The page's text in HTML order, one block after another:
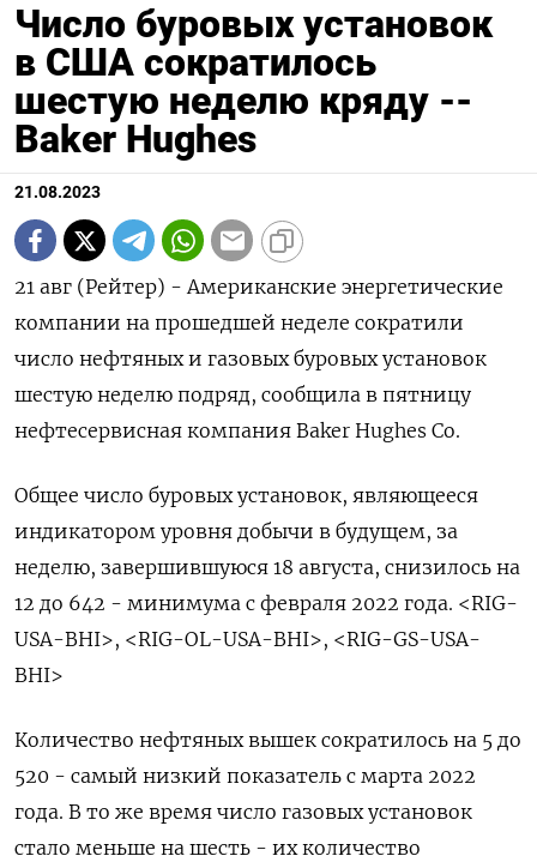
Число буровых установок
в США сократилось
шестую неделю кряду --
Baker Hughes
21.08.2023
21 авг (Рейтер) - Американские энергетические
компании на прошедшей неделе сократили
число нефтяных и газовых буровых установок
шестую неделю подряд, сообщила в пятницу
нефтесервисная компания Baker Hughes Co.
Общее число буровых установок, являющееся
индикатором уровня добычи в будущем, за
неделю, завершившуюся 18 августа, снизилось на
12 до 642 - минимума с февраля 2022 года. <RIG-
USA-BHI>, <RIG-OL-USA-BHI>, <RIG-GS-USA-
BHI>
Количество нефтяных вышек сократилось на 5 до
520 - самый низкий показатель с марта 2022
года. В то же время число газовых установок
стало меньше на шесть - их количество